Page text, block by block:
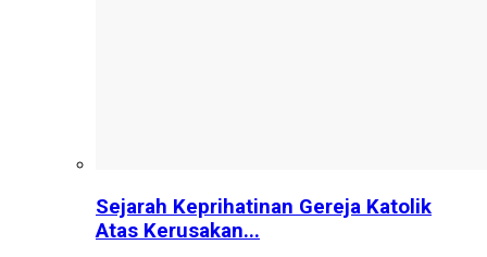
Sejarah Keprihatinan Gereja Katolik
Atas Kerusakan...